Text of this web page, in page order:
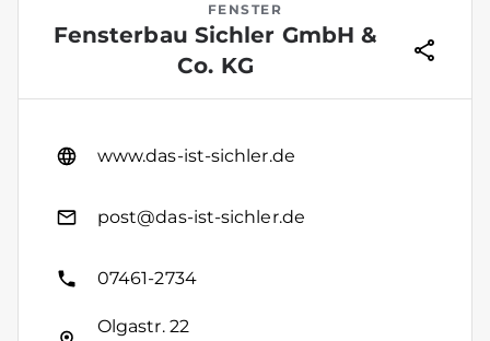
FENSTER
Fensterbau Sichler GmbH &
Co. KG
www.das-ist-sichler.de
post@das-ist-sichler.de
07461-2734
Olgastr. 22